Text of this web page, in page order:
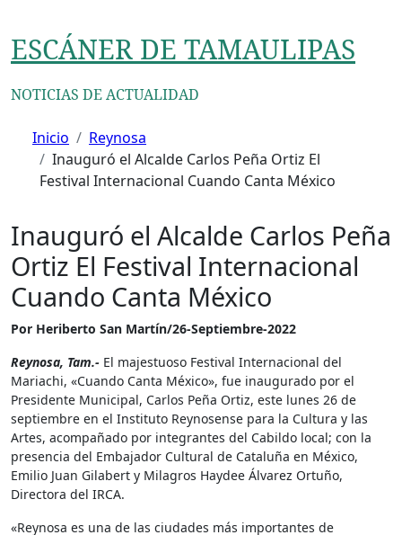
contenido
ESCÁNER DE TAMAULIPAS
NOTICIAS DE ACTUALIDAD
Inicio
Reynosa
Inauguró el Alcalde Carlos Peña Ortiz El
Festival Internacional Cuando Canta México
Inauguró el Alcalde Carlos Peña
Ortiz El Festival Internacional
Cuando Canta México
Por Heriberto San Martín/26-Septiembre-2022
Reynosa, Tam.- El majestuoso Festival Internacional del
Mariachi, «Cuando Canta México», fue inaugurado por el
Presidente Municipal, Carlos Peña Ortiz, este lunes 26 de
septiembre en el Instituto Reynosense para la Cultura y las
Artes, acompañado por integrantes del Cabildo local; con la
presencia del Embajador Cultural de Cataluña en México,
Emilio Juan Gilabert y Milagros Haydee Álvarez Ortuño,
Directora del IRCA.
«Reynosa es una de las ciudades más importantes de